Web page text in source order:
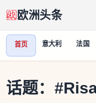
欧洲头条
首页 意大利 法国
话题：